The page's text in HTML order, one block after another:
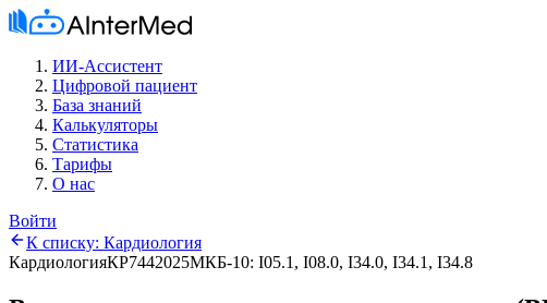
ИИ-Ассистент
Цифровой пациент
База знаний
Калькуляторы
Статистика
Тарифы
О нас
Войти
К списку: Кардиология
КардиологияКР7442025МКБ-10: I05.1, I08.0, I34.0, I34.1, I34.8